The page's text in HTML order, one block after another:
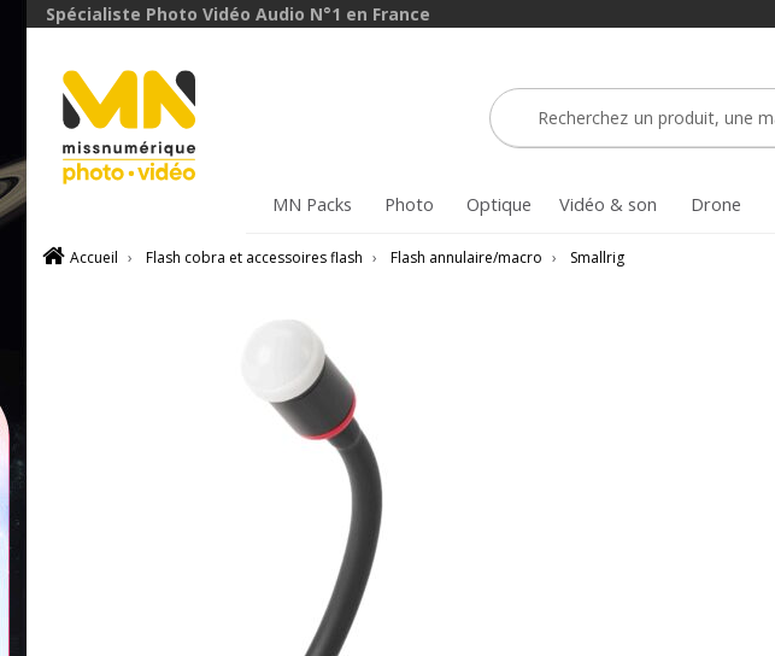
Spécialiste Photo Vidéo Audio N°1 en France
MN Packs Photo Optique Vidéo & son Drone
Accueil › Flash cobra et accessoires flash › Flash annulaire/macro › Smallrig